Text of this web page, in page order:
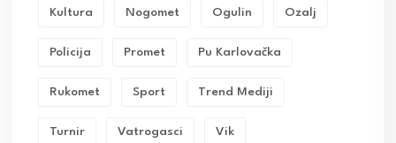
Kultura Nogomet Ogulin Ozalj
Policija Promet Pu Karlovačka
Rukomet Sport Trend Mediji
Turnir Vatrogasci Vik